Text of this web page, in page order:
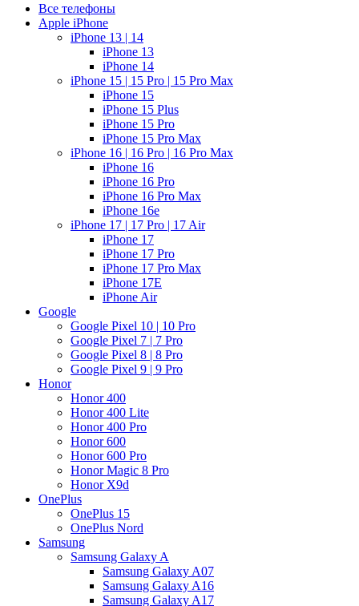
Все телефоны
Apple iPhone
iPhone 13 | 14
iPhone 13
iPhone 14
iPhone 15 | 15 Pro | 15 Pro Max
iPhone 15
iPhone 15 Plus
iPhone 15 Pro
iPhone 15 Pro Max
iPhone 16 | 16 Pro | 16 Pro Max
iPhone 16
iPhone 16 Pro
iPhone 16 Pro Max
iPhone 16e
iPhone 17 | 17 Pro | 17 Air
iPhone 17
iPhone 17 Pro
iPhone 17 Pro Max
iPhone 17E
iPhone Air
Google
Google Pixel 10 | 10 Pro
Google Pixel 7 | 7 Pro
Google Pixel 8 | 8 Pro
Google Pixel 9 | 9 Pro
Honor
Honor 400
Honor 400 Lite
Honor 400 Pro
Honor 600
Honor 600 Pro
Honor Magic 8 Pro
Honor X9d
OnePlus
OnePlus 15
OnePlus Nord
Samsung
Samsung Galaxy A
Samsung Galaxy A07
Samsung Galaxy A16
Samsung Galaxy A17